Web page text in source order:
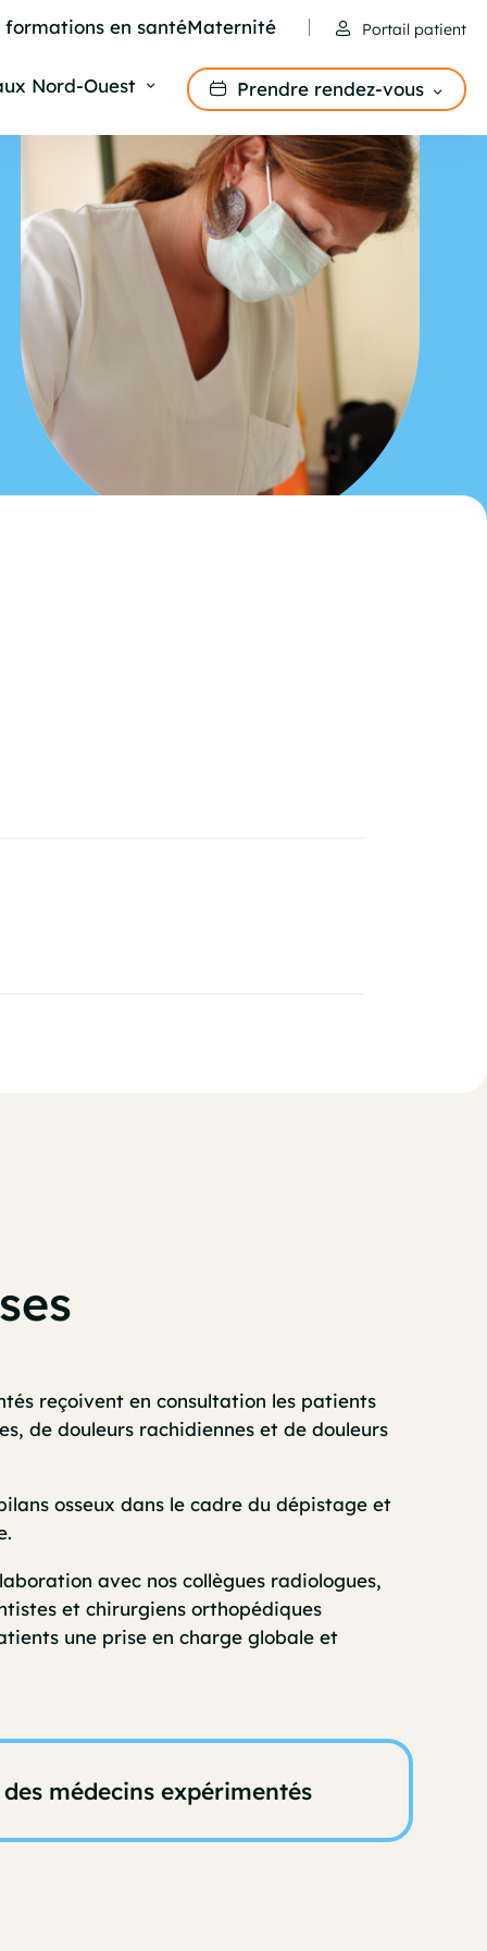
en santéMaternité Portail patient
Nord-Ouest Prendre rendez-vous
reçoivent en consultation les patients
de douleurs rachidiennes et de douleurs
osseux dans le cadre du dépistage et
avec nos collègues radiologues,
et chirurgiens orthopédiques
une prise en charge globale et
médecins expérimentés